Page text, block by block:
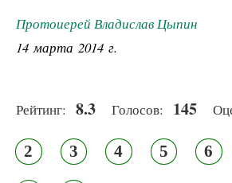
Протоиерей Владислав Цыпин
14 марта 2014 г.
Рейтинг: 8.3 Голосов: 145
2 3 4 5 6